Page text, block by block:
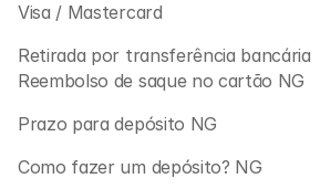
Visa / Mastercard
Retirada por transferência bancária
Reembolso de saque no cartão NG
Prazo para depósito NG
Como fazer um depósito? NG